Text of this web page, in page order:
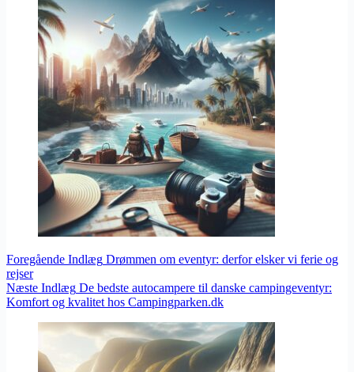
Foregående Indlæg Drømmen om eventyr: derfor elsker vi ferie og
rejser
Næste Indlæg De bedste autocampere til danske campingeventyr:
Komfort og kvalitet hos Campingparken.dk